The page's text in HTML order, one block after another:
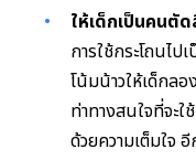
ให้เด็กเป็นคนตัด
การใช้กระโถนไ
โน้มน้าวให้เด็กล
ท่าทางสนใจที่จะใ
ด้วยความเต็มใจ